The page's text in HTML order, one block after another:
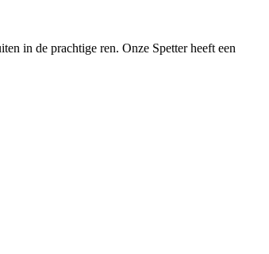
in de prachtige ren. Onze Spetter heeft een